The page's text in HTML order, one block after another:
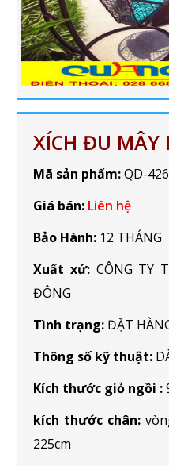
XÍCH ĐU MÂY
Mã sản phẩm:QD-426
Giá bán: Liên hệ
Bảo Hành: 12 THÁNG
Xuất xứ: CÔNG TY
ĐÔNG
Tình trạng:ĐẶT
Thông số kỹ thuật:
Kích thước giỏ ngồi :
kích thước chân:
225cm